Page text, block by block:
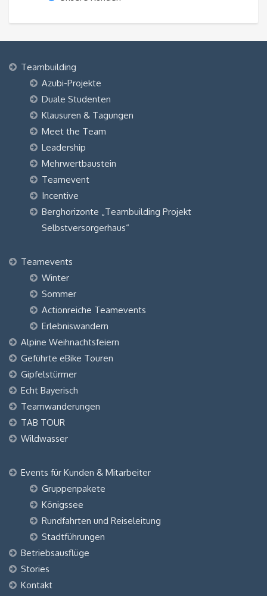
Teambuilding
Azubi-Projekte
Duale Studenten
Klausuren & Tagungen
Meet the Team
Leadership
Mehrwertbaustein
Teamevent
Incentive
Berghorizonte „Teambuilding Projekt
Selbstversorgerhaus“
Teamevents
Winter
Sommer
Actionreiche Teamevents
Erlebniswandern
Alpine Weihnachtsfeiern
Geführte eBike Touren
Gipfelstürmer
Echt Bayerisch
Teamwanderungen
TAB TOUR
Wildwasser
Events für Kunden & Mitarbeiter
Gruppenpakete
Königssee
Rundfahrten und Reiseleitung
Stadtführungen
Betriebsausflüge
Stories
Kontakt